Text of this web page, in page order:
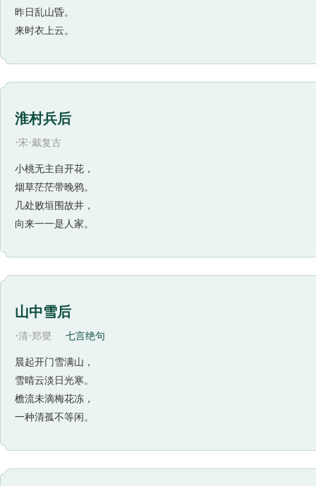
昨日乱山昏。
来时衣上云。
淮村兵后
·宋·戴复古
小桃无主自开花，
烟草茫茫带晚鸦。
几处败垣围故井，
向来一一是人家。
山中雪后
·清·郑燮 七言绝句
晨起开门雪满山，
雪晴云淡日光寒。
檐流未滴梅花冻，
一种清孤不等闲。